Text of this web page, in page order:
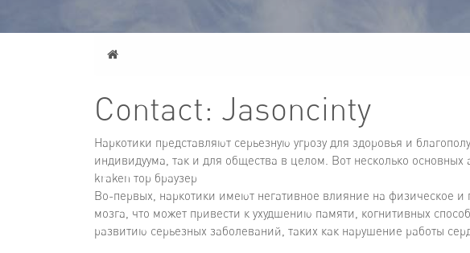
Home
Contact: Jasoncinty
Наркотики представляют серьезную угрозу для здоровья и
индивидуума, так и для общества в целом. Вот несколько
kraken тор браузер
Во-первых, наркотики имеют негативное влияние на физическое
мозга, что может привести к ухудшению памяти, когнитивных
развитию серьезных заболеваний, таких как нарушение работы